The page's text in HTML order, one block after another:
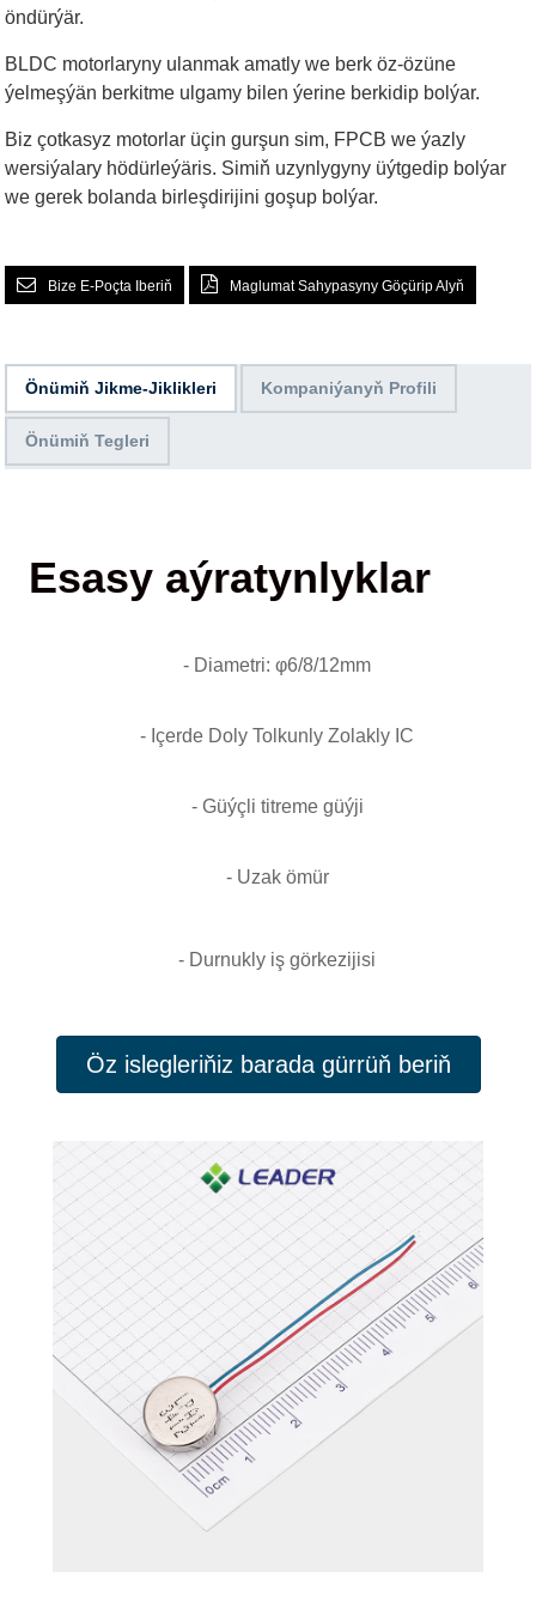
öndürýär.
BLDC motorlaryny ulanmak amatly we berk öz-özüne
ýelmeşýän berkitme ulgamy bilen ýerine berkidip bolýar.
Biz çotkasyz motorlar üçin gurşun sim, FPCB we ýazly
wersiýalary hödürleýäris. Simiň uzynlygyny üýtgedip bolýar
we gerek bolanda birleşdirijini goşup bolýar.
Bize E-Poçta Iberiň Maglumat Sahypasyny Göçürip Alyň
Önümiň Jikme-Jiklikleri Kompaniýanyň Profili
Önümiň Tegleri
Esasy aýratynlyklar
- Diametri: φ6/8/12mm
- Içerde Doly Tolkunly Zolakly IC
- Güýçli titreme güýji
- Uzak ömür
- Durnukly iş görkezijisi
Öz islegleriňiz barada gürrüň beriň